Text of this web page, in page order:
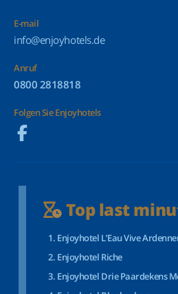
E-mail
info@enjoyhotels.de
Anruf
0800 2818818
Folgen Sie Enjoyhotels
Top last
Enjoyhotel L’Eau Vive
Enjoyhotel Riche
Enjoyhotel Drie Paardekens